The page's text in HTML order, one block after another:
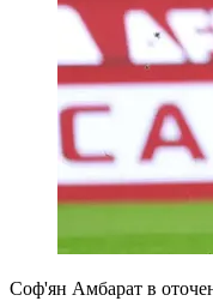
Соф'ян Амбарат в